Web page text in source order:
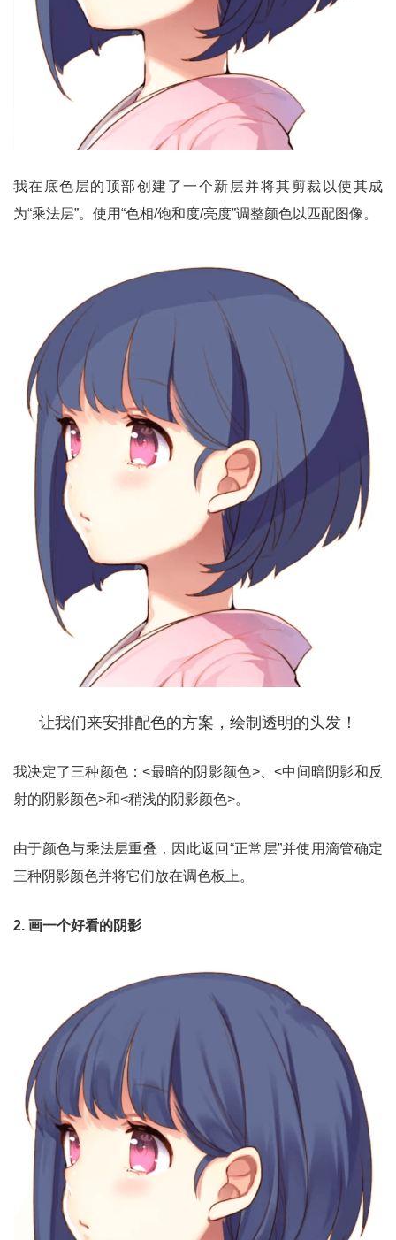
我在底色层的顶部创建了一个新层并将其剪裁以使其成
为“乘法层”。使用“色相/饱和度/亮度”调整颜色以匹配图像。
让我们来安排配色的方案，绘制透明的头发！
我决定了三种颜色：<最暗的阴影颜色>、<中间暗阴影和反
射的阴影颜色>和<稍浅的阴影颜色>。
由于颜色与乘法层重叠，因此返回“正常层”并使用滴管确定
三种阴影颜色并将它们放在调色板上。
2. 画一个好看的阴影